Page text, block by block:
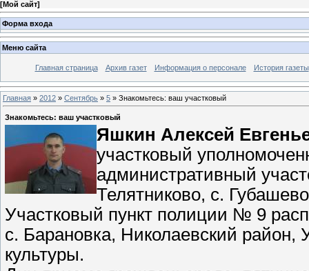
[Мой сайт]
Форма входа
Меню сайта
Главная страница Архив газет Информация о персонале История газеты
Главная » 2012 » Сентябрь » 5 » Знакомьтесь: ваш участковый
Знакомьтесь: ваш участковый
Яшкин Алексей
участковый
административный
Телятниково, с.
Участковый пункт полиции № 9
с. Барановка, Николаевский район,
культуры.